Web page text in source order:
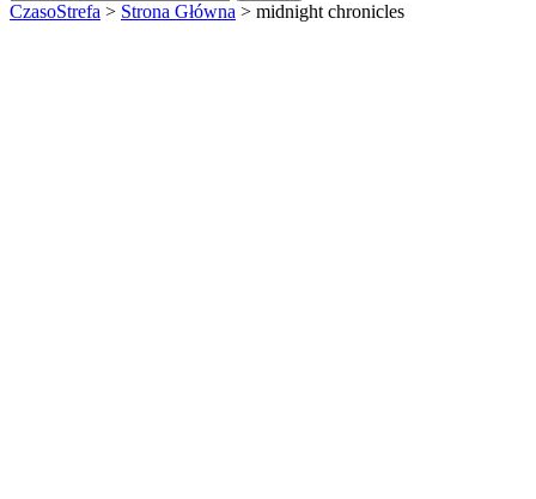
CzasoStrefa > Strona Główna > midnight chronicles